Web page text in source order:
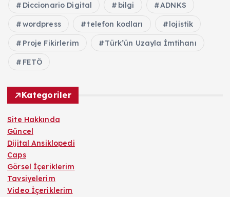
Diccionario Digital bilgi ADNKS
wordpress telefon kodları lojistik
Proje Fikirlerim Türk’ün Uzayla İmtihanı
FETÖ
Kategoriler
Site Hakkında
Güncel
Dijital Ansiklopedi
Caps
Görsel İçeriklerim
Tavsiyelerim
Video İçeriklerim